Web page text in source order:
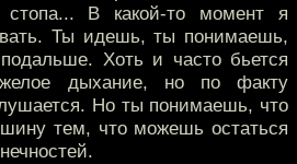
В какой-то момент я
Ты идешь, ты понимаешь,
Хоть и часто бьется
дыхание, но по факту
Но ты понимаешь, что
тем, что можешь остаться